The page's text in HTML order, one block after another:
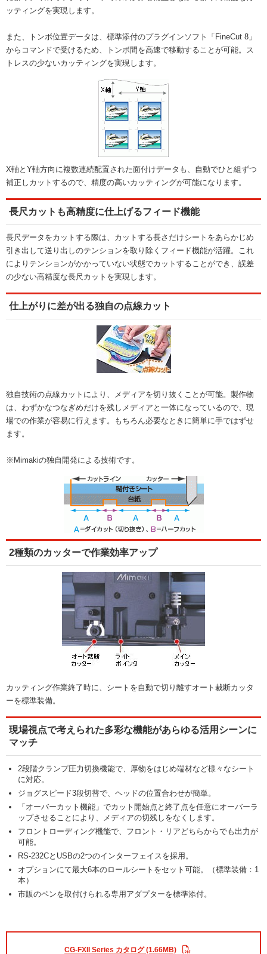
ッティングを実現します。
また、トンボ位置データは、標準添付のプラグインソフト「FineCut 8」
からコマンドで受けるため、トンボ間を高速で移動することが可能。ス
トレスの少ないカッティングを実現します。
X軸とY軸方向に複数連続配置された面付けデータも、自動でひと組ずつ
補正しカットするので、精度の高いカッティングが可能になります。
長尺カットも高精度に仕上げるフィード機能
長尺データをカットする際は、カットする長さだけシートをあらかじめ
引き出して送り出しのテンションを取り除くフィード機能が活躍。これ
によりテンションがかかっていない状態でカットすることができ、誤差
の少ない高精度な長尺カットを実現します。
仕上がりに差が出る独自の点線カット
独自技術の点線カットにより、メディアを切り抜くことが可能。製作物
は、わずかなつなぎめだけを残しメディアと一体になっているので、現
場での作業が容易に行えます。もちろん必要なときに簡単に手ではずせ
ます。
※Mimakiの独自開発による技術です。
2種類のカッターで作業効率アップ
カッティング作業終了時に、シートを自動で切り離すオート裁断カッタ
ーを標準装備。
現場視点で考えられた多彩な機能があらゆる活用シーンに
マッチ
2段階クランプ圧力切換機能で、厚物をはじめ端材など様々なシート
に対応。
ジョグスピード3段切替で、ヘッドの位置合わせが簡単。
「オーバーカット機能」でカット開始点と終了点を任意にオーバーラ
ップさせることにより、メディアの切残しをなくします。
フロントローディング機能で、フロント・リアどちらからでも出力が
可能。
RS-232CとUSBの2つのインターフェイスを採用。
オプションにて最大6本のロールシートをセット可能。（標準装備：1
本）
市販のペンを取付けられる専用アダプターを標準添付。
CG-FXII Series カタログ (1.66MB)